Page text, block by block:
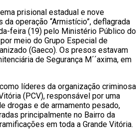
prisional estadual e nove
operação “Armistício”, deflagrada
feira (19) pelo Ministério Público do
meio do Grupo Especial de
(Gaeco). Os presos estavam
de Segurança M´´axima, em
líderes da organização criminosa
(PCV), responsável por uma
drogas e de armamento pesado,
principalmente no Bairro da
em toda a Grande Vitória.